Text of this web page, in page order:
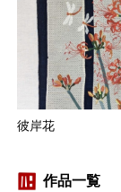
彼岸花
作品一覧